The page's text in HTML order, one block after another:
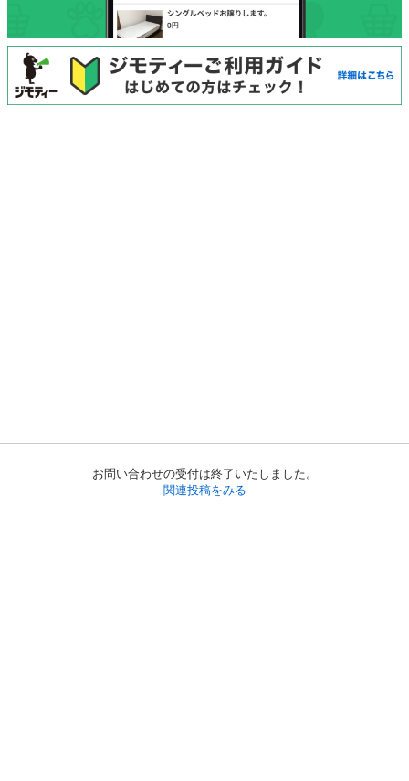
お問い合わせの受付は終了いたしました。
関連投稿をみる